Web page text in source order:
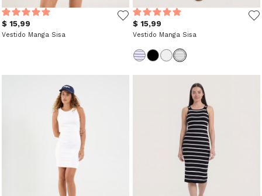
$ 15,99
Vestido Manga Sisa
$ 15,99
Vestido Manga Sisa